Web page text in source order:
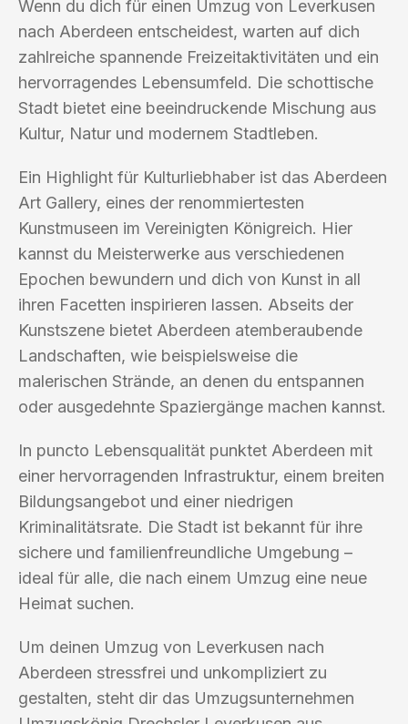
Wenn du dich für einen Umzug von Leverkusen
nach Aberdeen entscheidest, warten auf dich
zahlreiche spannende Freizeitaktivitäten und ein
hervorragendes Lebensumfeld. Die schottische
Stadt bietet eine beeindruckende Mischung aus
Kultur, Natur und modernem Stadtleben.
Ein Highlight für Kulturliebhaber ist das Aberdeen
Art Gallery, eines der renommiertesten
Kunstmuseen im Vereinigten Königreich. Hier
kannst du Meisterwerke aus verschiedenen
Epochen bewundern und dich von Kunst in all
ihren Facetten inspirieren lassen. Abseits der
Kunstszene bietet Aberdeen atemberaubende
Landschaften, wie beispielsweise die
malerischen Strände, an denen du entspannen
oder ausgedehnte Spaziergänge machen kannst.
In puncto Lebensqualität punktet Aberdeen mit
einer hervorragenden Infrastruktur, einem breiten
Bildungsangebot und einer niedrigen
Kriminalitätsrate. Die Stadt ist bekannt für ihre
sichere und familienfreundliche Umgebung –
ideal für alle, die nach einem Umzug eine neue
Heimat suchen.
Um deinen Umzug von Leverkusen nach
Aberdeen stressfrei und unkompliziert zu
gestalten, steht dir das Umzugsunternehmen